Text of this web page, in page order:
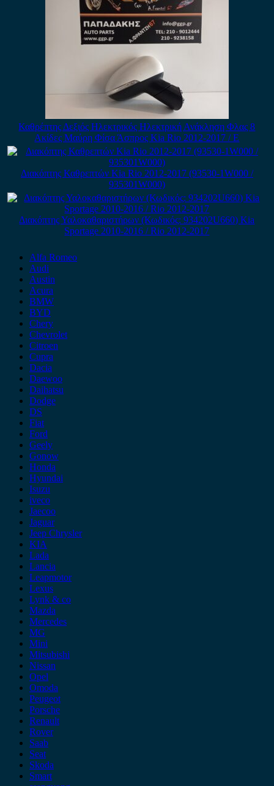
Καθρέπτης Δεξιός Ηλεκτρικός Ηλεκτρική Ανάκληση Φλας 8
Ακίδες Μαύρη Φίσα Άσπρος Kia Rio 2012-2017 / Ε
Διακόπτης Καθρεπτών Kia Rio 2012-2017 (93530-1W000 /
935301W000)
Διακόπτης Υαλοκαθαριστήρων (Κωδικός: 934202U660) Kia
Sportage 2010-2016 / Rio 2012-2017
Alfa Romeo
Audi
Austin
Acura
BMW
BYD
Chery
Chevrolet
Citroen
Cupra
Dacia
Daewoo
Daihatsu
Dodge
DS
Fiat
Ford
Geely
Gonow
Honda
Hyundai
Isuzu
iveco
Jaecoo
Jaguar
Jeep Chrysler
KIA
Lada
Lancia
Leapmotor
Lexus
Lynk & co
Mazda
Mercedes
MG
Mini
Mitsubishi
Nissan
Opel
Omoda
Peugeot
Porsche
Renault
Rover
Saab
Seat
Skoda
Smart